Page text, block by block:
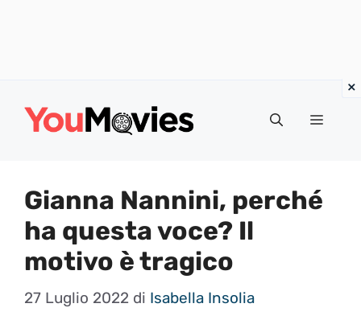
Menu
Gianna Nannini, perché
ha questa voce? Il
motivo è tragico
27 Luglio 2022 di Isabella Insolia